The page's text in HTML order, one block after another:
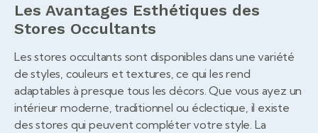
Les Avantages Esthétiques des
Stores Occultants
Les stores occultants sont disponibles dans une variété
de styles, couleurs et textures, ce qui les rend
adaptables à presque tous les décors. Que vous ayez un
intérieur moderne, traditionnel ou éclectique, il existe
des stores qui peuvent compléter votre style. La